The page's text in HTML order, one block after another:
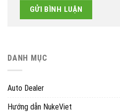
DANH MỤC
Auto Dealer
Hướng dẫn NukeViet